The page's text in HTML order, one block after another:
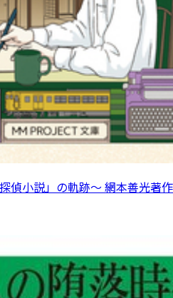
偵小説」の軌跡〜 網本善光著